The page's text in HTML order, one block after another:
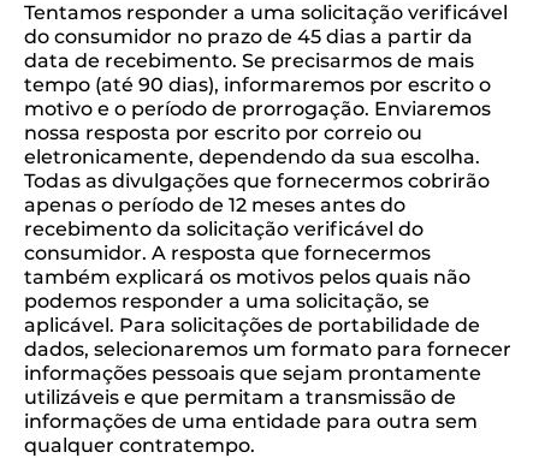
Tentamos responder a uma solicitação verificável
do consumidor no prazo de 45 dias a partir da
data de recebimento. Se precisarmos de mais
tempo (até 90 dias), informaremos por escrito o
motivo e o período de prorrogação. Enviaremos
nossa resposta por escrito por correio ou
eletronicamente, dependendo da sua escolha.
Todas as divulgações que fornecermos cobrirão
apenas o período de 12 meses antes do
recebimento da solicitação verificável do
consumidor. A resposta que fornecermos
também explicará os motivos pelos quais não
podemos responder a uma solicitação, se
aplicável. Para solicitações de portabilidade de
dados, selecionaremos um formato para fornecer
informações pessoais que sejam prontamente
utilizáveis ​​e que permitam a transmissão de
informações de uma entidade para outra sem
qualquer contratempo.